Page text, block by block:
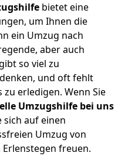
bietet eine
um Ihnen die
ein Umzug nach
aber auch
so viel zu
und oft fehlt
erledigen. Wenn Sie
Umzugshilfe bei uns
sich auf einen
Umzug von
freuen.